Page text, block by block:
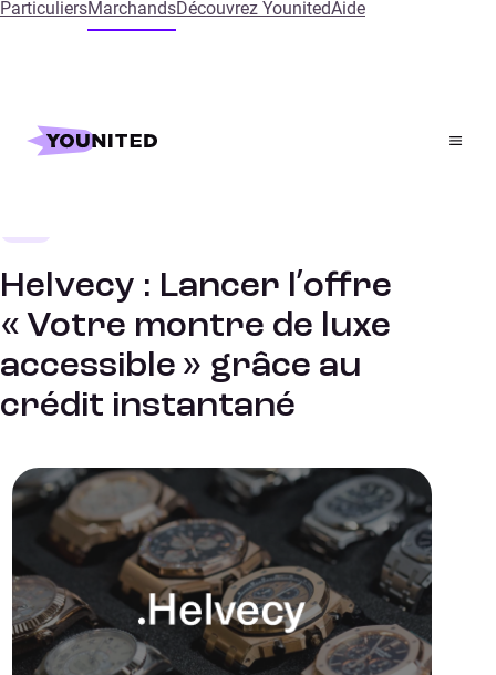
ParticuliersMarchandsDécouvrez YounitedAide
Accueil
References
Helvecy : Lancer l’offre « Votre montre de luxe
Helvecy : Lancer l’offre
« Votre montre de luxe
accessible » grâce au
crédit instantané